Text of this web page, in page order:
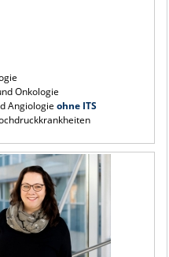
Onkologie
Angiologieohne ITS